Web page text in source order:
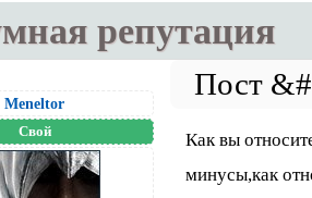
репутация
Meneltоr
Свой
Как вы
минусы,как